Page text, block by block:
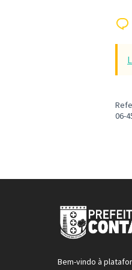
06-
Bem-vindo à